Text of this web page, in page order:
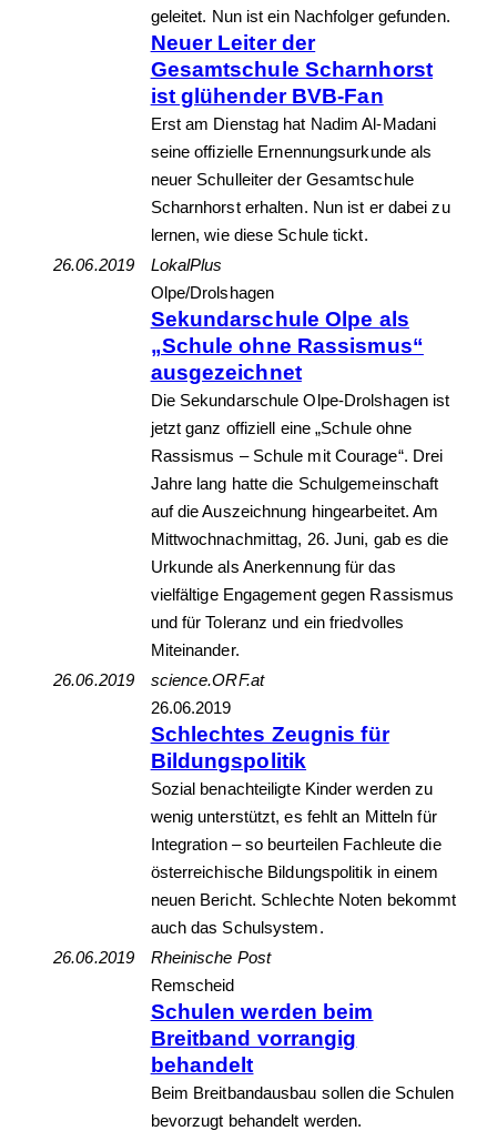
geleitet. Nun ist ein Nachfolger gefunden.
Neuer Leiter der
Gesamtschule Scharnhorst
ist glühender BVB-Fan
Erst am Dienstag hat Nadim Al-Madani
seine offizielle Ernennungsurkunde als
neuer Schulleiter der Gesamtschule
Scharnhorst erhalten. Nun ist er dabei zu
lernen, wie diese Schule tickt.
26.06.2019
LokalPlus
Olpe/Drolshagen
Sekundarschule Olpe als
„Schule ohne Rassismus“
ausgezeichnet
Die Sekundarschule Olpe-Drolshagen ist
jetzt ganz offiziell eine „Schule ohne
Rassismus – Schule mit Courage“. Drei
Jahre lang hatte die Schulgemeinschaft
auf die Auszeichnung hingearbeitet. Am
Mittwochnachmittag, 26. Juni, gab es die
Urkunde als Anerkennung für das
vielfältige Engagement gegen Rassismus
und für Toleranz und ein friedvolles
Miteinander.
26.06.2019
science.ORF.at
26.06.2019
Schlechtes Zeugnis für
Bildungspolitik
Sozial benachteiligte Kinder werden zu
wenig unterstützt, es fehlt an Mitteln für
Integration – so beurteilen Fachleute die
österreichische Bildungspolitik in einem
neuen Bericht. Schlechte Noten bekommt
auch das Schulsystem.
26.06.2019
Rheinische Post
Remscheid
Schulen werden beim
Breitband vorrangig
behandelt
Beim Breitbandausbau sollen die Schulen
bevorzugt behandelt werden.